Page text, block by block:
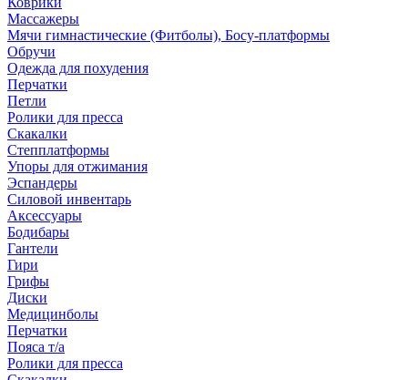
Массажеры
Мячи гимнастические (Фитболы), Босу-платформы
Обручи
Одежда для похудения
Перчатки
Петли
Ролики для пресса
Скакалки
Степплатформы
Упоры для отжимания
Эспандеры
Силовой инвентарь
Аксессуары
Бодибары
Гантели
Гири
Грифы
Диски
Медицинболы
Перчатки
Пояса т/а
Ролики для пресса